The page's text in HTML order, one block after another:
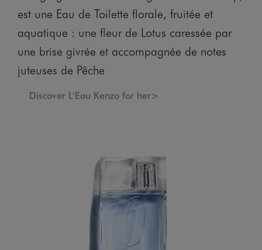
est une Eau de Toilette florale, fruitée et
aquatique : une fleur de Lotus caressée par
une brise givrée et accompagnée de notes
juteuses de Pêche
Discover L'Eau Kenzo for her>